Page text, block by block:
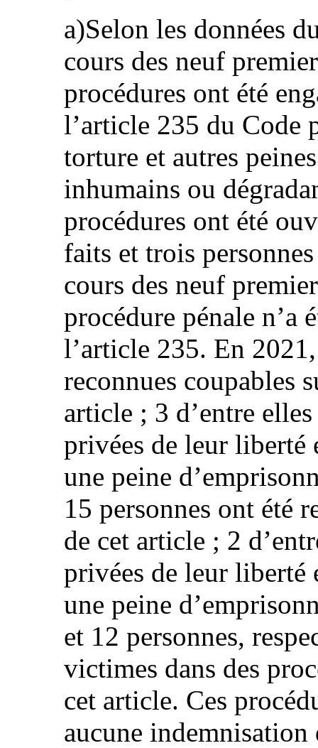
a)Selon les données
cours des neuf
procédures ont été
l’article 235 du Code
torture et autres
inhumains ou
procédures ont été
faits et trois
cours des neuf
procédure pénale n’a
l’article 235. En
reconnues coupables
article ; 3 d’entre
privées de leur liberté
une peine
15 personnes ont été
de cet article ; 2
privées de leur liberté
une peine
et 12 personnes,
victimes dans des
cet article. Ces
aucune